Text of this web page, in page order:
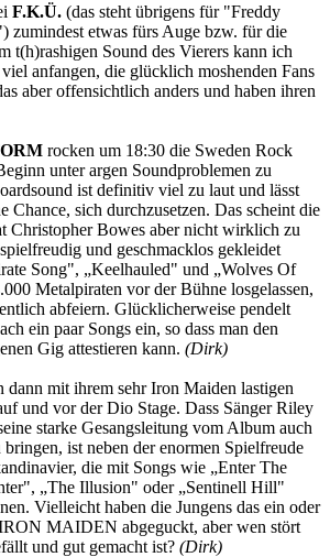
F.K.Ü. (das steht übrigens für "Freddy
zumindest etwas fürs Auge bzw. für die
t(h)rashigen Sound des Vierers kann ich
anfangen, die glücklich moshenden Fans
aber offensichtlich anders und haben ihren
rocken um 18:30 die Sweden Rock
unter argen Soundproblemen zu
ist definitiv viel zu laut und lässt
Chance, sich durchzusetzen. Das scheint die
Christopher Bowes aber nicht wirklich zu
und geschmacklos gekleidet
Song", „Keelhauled" und „Wolves Of
Metalpiraten vor der Bühne losgelassen,
abfeiern. Glücklicherweise pendelt
ein paar Songs ein, so dass man den
Gig attestieren kann. (Dirk)
dann mit ihrem sehr Iron Maiden lastigen
und vor der Dio Stage. Dass Sänger Riley
starke Gesangsleitung vom Album auch
ist neben der enormen Spielfreude
die mit Songs wie „Enter The
„The Illusion" oder „Sentinell Hill"
Vielleicht haben die Jungens das ein oder
MAIDEN abgeguckt, aber wen stört
und gut gemacht ist? (Dirk)